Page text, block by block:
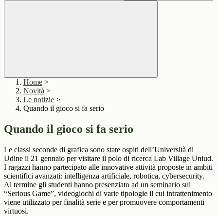
Home >
Novità >
Le notizie >
Quando il gioco si fa serio
Quando il gioco si fa serio
Le classi seconde di grafica sono state ospiti dell’Università di
Udine il 21 gennaio per visitare il polo di ricerca Lab Village Uniud.
I ragazzi hanno partecipato alle innovative attività proposte in ambiti
scientifici avanzati: intelligenza artificiale, robotica, cybersecurity.
Al termine gli studenti hanno presenziato ad un seminario sui
“Serious Game”, videogiochi di varie tipologie il cui intrattenimento
viene utilizzato per finalità serie e per promuovere comportamenti
virtuosi.